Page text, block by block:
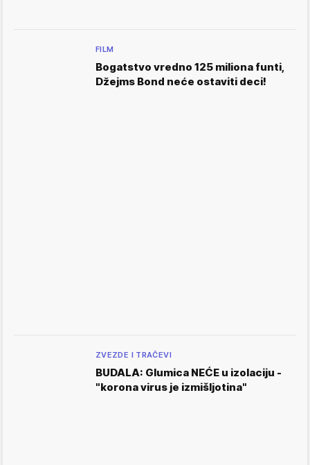
FILM
Bogatstvo vredno 125 miliona funti,
Džejms Bond neće ostaviti deci!
ZVEZDE I TRAČEVI
BUDALA: Glumica NEĆE u izolaciju -
"korona virus je izmišljotina"